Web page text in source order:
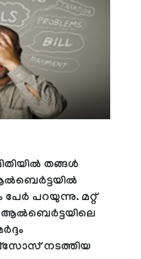
തങ്ങള്‍
പറയുന്നു. മറ്റ്
ആല്‍ബെര്‍ട്ടയിലെ
നടത്തിയ